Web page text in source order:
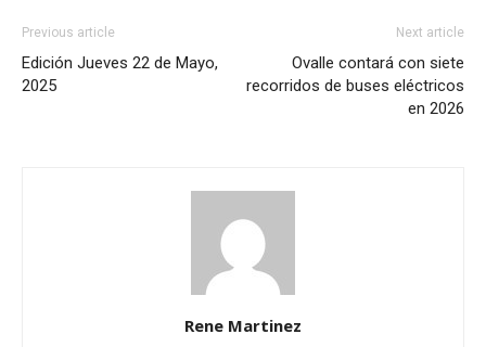
Previous article
Edición Jueves 22 de Mayo,
2025
Next article
Ovalle contará con siete
recorridos de buses eléctricos
en 2026
Rene Martinez